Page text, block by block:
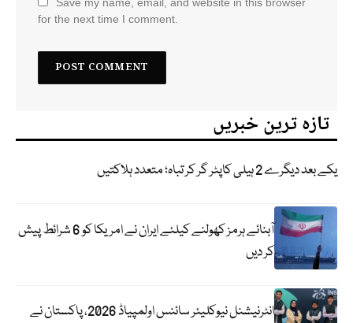
for the next time I comment.
تازہ ترین خبریں
یکے بعد دیگرے 2 ہیلی کاپٹر گر کر تباہ؛ متعدد ہلاکتیں
آبنائے ہرمز کھولنے کیلئے ایران نے امریکا کو 6 شرائط پیش
کر دیں
انٹرنیشنل نیوکلیئر سائنس اولمپیاڈ 2026، پاکستان نے